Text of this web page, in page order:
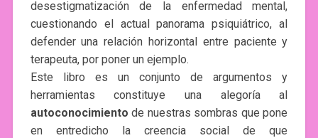
desestigmatización de la enfermedad mental,
cuestionando el actual panorama psiquiátrico, al
defender una relación horizontal entre paciente y
terapeuta, por poner un ejemplo.
Este libro es un conjunto de argumentos y
herramientas constituye una alegoría al
autoconocimiento de nuestras sombras que pone
en entredicho la creencia social de que